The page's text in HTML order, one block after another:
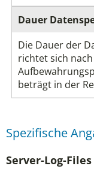
Dauer
Die Dauer der
richtet sich
beträgt in der
Spezifische
Server-Log-Files